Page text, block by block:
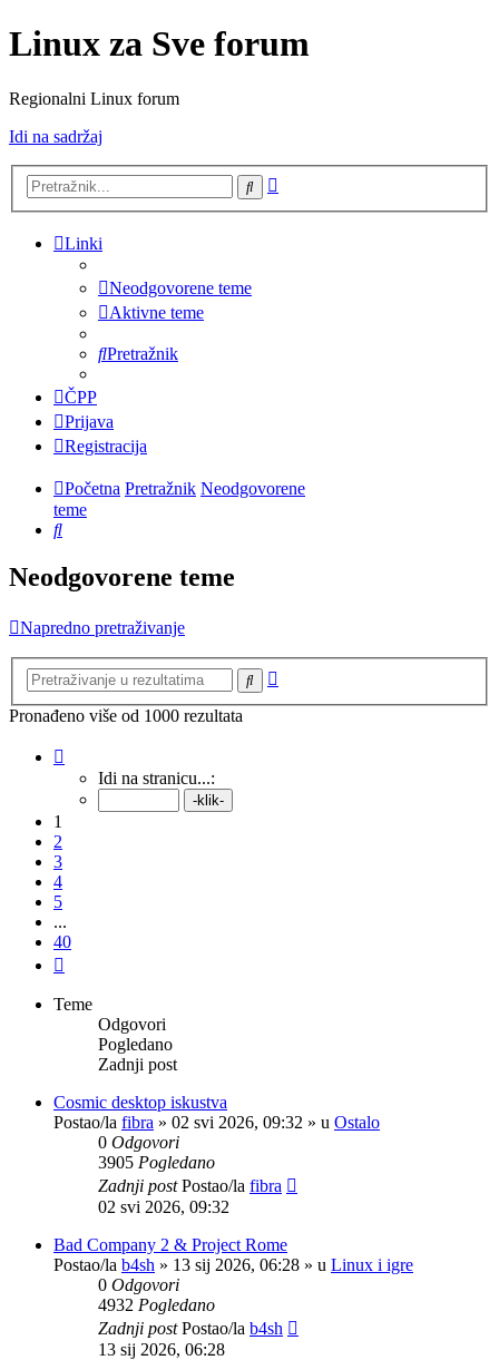
Linux za Sve forum
Regionalni Linux forum
Idi na sadržaj
Pretražnik
Linki
Neodgovorene teme
Aktivne teme
Pretražnik
ČPP
Prijava
Registracija
Početna Pretražnik Neodgovorene
teme
Pretražnik
Neodgovorene teme
Napredno pretraživanje
Pretražnik
Pronađeno više od 1000 rezultata
40 .Idi na stranicu...:
1
2
3
4
5
...
40
Teme
Odgovori
Pogledano
Zadnji post
Cosmic desktop iskustva
Postao/la fibra » 02 svi 2026, 09:32 » u Ostalo
0 Odgovori
3905 Pogledano
Zadnji postPostao/la fibra
02 svi 2026, 09:32
Bad Company 2 & Project Rome
Postao/la b4sh » 13 sij 2026, 06:28 » u Linux i igre
0 Odgovori
4932 Pogledano
Zadnji postPostao/la b4sh
13 sij 2026, 06:28